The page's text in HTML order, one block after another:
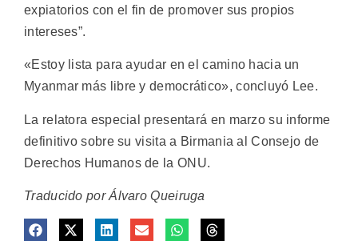
expiatorios con el fin de promover sus propios
intereses”.
«Estoy lista para ayudar en el camino hacia un
Myanmar más libre y democrático», concluyó Lee.
La relatora especial presentará en marzo su informe
definitivo sobre su visita a Birmania al Consejo de
Derechos Humanos de la ONU.
Traducido por Álvaro Queiruga